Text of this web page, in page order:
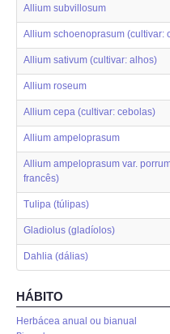
PROCESSOS
VISITAS
ACERCA DE
Allium subvillosum
Allium schoenoprasum (cultivar:
Allium sativum (cultivar: alhos)
Allium roseum
Allium cepa (cultivar: cebolas)
Allium ampeloprasum
Allium ampeloprasum var.
francês)
Tulipa (túlipas)
Gladiolus (gladíolos)
Dahlia (dálias)
HÁBITO
Herbácea anual ou bianual